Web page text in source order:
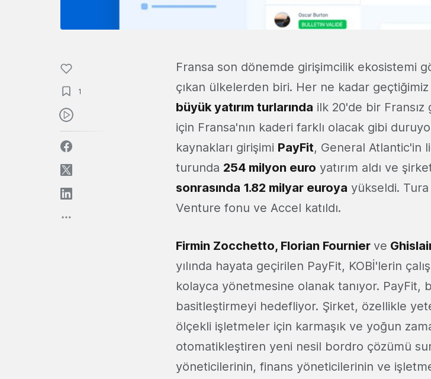
1
Fransa son dönemde girişimcilik ekosistemi
çıkan ülkelerden biri. Her ne kadar geçtiğimiz
büyük yatırım turlarında ilk 20'de bir
için Fransa'nın kaderi farklı olacak gibi
kaynakları girişimi PayFit, General Atlantic'in
turunda 254 milyon euro yatırım aldı ve
sonrasında 1.82 milyar euroya yükseldi.
Venture fonu ve Accel katıldı.
Firmin Zocchetto, Florian Fournier ve
yılında hayata geçirilen PayFit, KOBİ'lerin
kolayca yönetmesine olanak tanıyor. PayFit,
basitleştirmeyi hedefliyor. Şirket, özellikle
ölçekli işletmeler için karmaşık ve yoğun
otomatikleştiren yeni nesil bordro çözümü
yöneticilerinin, finans yöneticilerinin ve